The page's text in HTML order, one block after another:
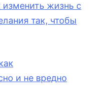
жизнь с
так, чтобы
и не вредно